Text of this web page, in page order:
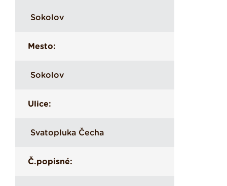
Sokolov
Mesto:
Sokolov
Ulice:
Svatopluka Čecha
Č.popisné: